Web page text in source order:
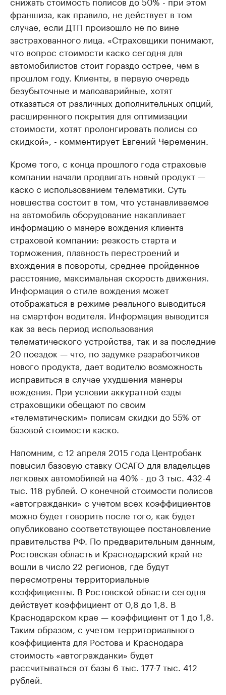
франшиза, как правило, не действует в том
случае, если ДТП произошло не по вине
застрахованного лица. «Страховщики понимают,
что вопрос стоимости каско сегодня для
автомобилистов стоит гораздо острее, чем в
прошлом году. Клиенты, в первую очередь
безубыточные и малоаварийные, хотят
отказаться от различных дополнительных опций,
расширенного покрытия для оптимизации
стоимости, хотят пролонгировать полисы со
скидкой», - комментирует Евгений Череменин.
Кроме того, с конца прошлого года страховые
компании начали продвигать новый продукт —
каско с использованием телематики. Суть
новшества состоит в том, что устанавливаемое
на автомобиль оборудование накапливает
информацию о манере вождения клиента
страховой компании: резкость старта и
торможения, плавность перестроений и
вхождения в повороты, среднее пройденное
расстояние, максимальная скорость движения.
Информация о стиле вождения может
отображаться в режиме реального выводиться
на смартфон водителя. Информация выводится
как за весь период использования
телематического устройства, так и за последние
20 поездок — что, по задумке разработчиков
нового продукта, дает водителю возможность
исправиться в случае ухудшения манеры
вождения. При условии аккуратной езды
страховщики обещают по своим
«телематическим» полисам скидки до 55% от
базовой стоимости каско.
Напомним, с 12 апреля 2015 года Центробанк
повысил базовую ставку ОСАГО для владельцев
легковых автомобилей на 40% - до 3 тыс. 432-4
тыс. 118 рублей. О конечной стоимости полисов
«автогражданки» с учетом всех коэффициентов
можно будет говорить после того, как будет
опубликовано соответствующее постановление
правительства РФ. По предварительным данным,
Ростовская область и Краснодарский край не
вошли в число 22 регионов, где будут
пересмотрены территориальные
коэффициенты. В Ростовской области сегодня
действует коэффициент от 0,8 до 1,8. В
Краснодарском крае — коэффициент от 1 до 1,8.
Таким образом, с учетом территориального
коэффициента для Ростова и Краснодара
стоимость «автогражданки» будет
рассчитываться от базы 6 тыс. 177-7 тыс. 412
рублей.